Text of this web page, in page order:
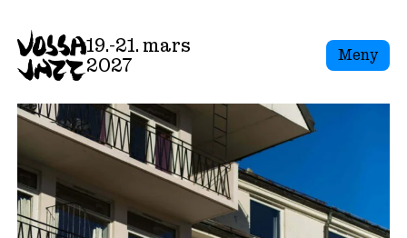
to
content
19.-21. mars
2027
Meny